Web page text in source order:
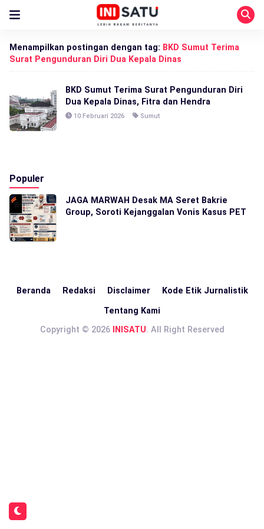
Menampilkan postingan dengan tag: BKD Sumut Terima
Surat Pengunduran Diri Dua Kepala Dinas
BKD Sumut Terima Surat Pengunduran Diri
Dua Kepala Dinas, Fitra dan Hendra
10 Februari 2026 Sumut
Populer
JAGA MARWAH Desak MA Seret Bakrie
Group, Soroti Kejanggalan Vonis Kasus PET
Beranda Redaksi Disclaimer Kode Etik Jurnalistik
Tentang Kami
Copyright © 2026
INISATU. All Right Reserved